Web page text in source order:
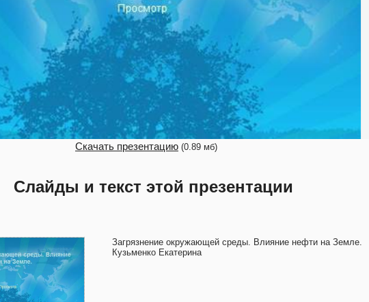
Скачать презентацию (0.89 мб)
Слайды и текст этой презентации
Загрязнение окружающей среды. Влияние нефти на Земле.
Кузьменко Екатерина